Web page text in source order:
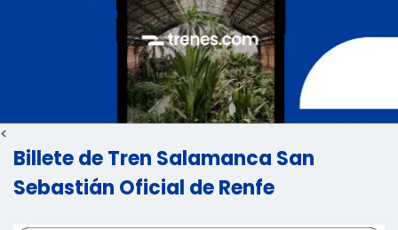
<
Billete de Tren Salamanca San
Sebastián Oficial de Renfe